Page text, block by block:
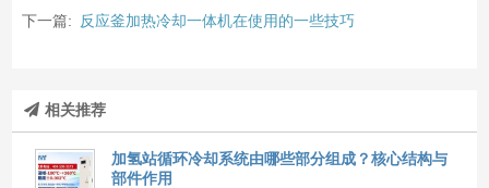
下一篇:
反应釜加热冷却一体机在使用的一些技巧
相关推荐
加氢站循环冷却系统由哪些部分组成？核心结构与
部件作用